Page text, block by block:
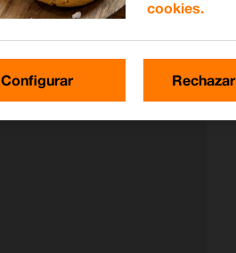
cookies.
Configurar Rechazar